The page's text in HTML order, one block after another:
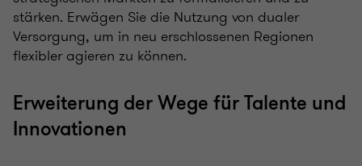
stärken. Erwägen Sie die Nutzung von dualer
Versorgung, um in neu erschlossenen Regionen
flexibler agieren zu können.
Erweiterung der Wege für Talente und
Innovationen